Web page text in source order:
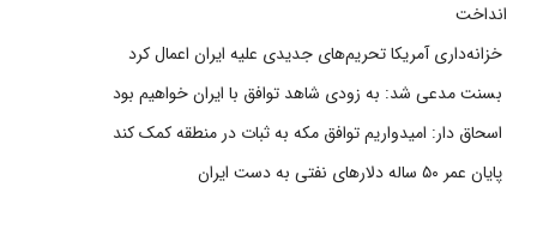
انداخت
خزانه‌داری آمریکا تحریم‌های جدیدی علیه ایران اعمال کرد
بسنت مدعی شد: به زودی شاهد توافق با ایران خواهیم بود
اسحاق دار: امیدواریم توافق مکه به ثبات در منطقه کمک کند
پایان عمر ۵۰ ساله دلارهای نفتی به دست ایران